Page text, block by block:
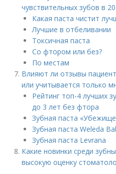
чувствительных зубов в
Какая паста чистит
Лучшие в отбеливании
Токсичная паста
Со фтором или без?
По местам
Влияют ли отзывы
или учитывается только
Рейтинг топ-4 лучших
до 3 лет без фтора
Зубная паста
Зубная паста Weleda
Зубная паста Levrana
Какие новинки среди
высокую оценку